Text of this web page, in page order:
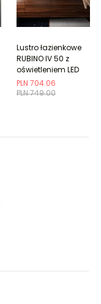
PLN 749.00
PLN 704.06
Lustro łazienkowe
RUBINO IV 50 z
oświetleniem LED